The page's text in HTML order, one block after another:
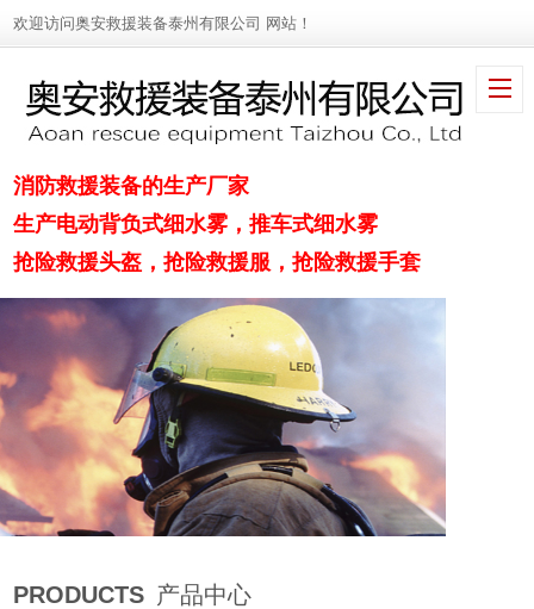
欢迎访问奥安救援装备泰州有限公司 网站！
消防救援装备的生产厂家
生产电动背负式细水雾，推车式细水雾
抢险救援头盔，抢险救援服，抢险救援手套
PRODUCTS 产品中心